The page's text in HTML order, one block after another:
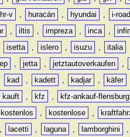
hr-v , huracán , hyundai , i-road
, iltis , impreza , inca ,
isetta , islero , isuzu , italia
, jetta , jetztautoverkaufen ,
kad , kadett , kadjar , käfer
kauft , kfz , kfz-ankauf-flensburg
kostenlos , kostenlose ,
, lacetti , laguna , lamborghini ,